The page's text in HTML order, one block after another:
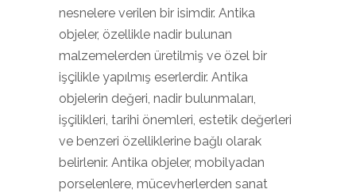
nesnelere verilen bir isimdir. Antika
objeler, özellikle nadir bulunan
malzemelerden üretilmiş ve özel bir
işçilikle yapılmış eserlerdir. Antika
objelerin değeri, nadir bulunmaları,
işçilikleri, tarihi önemleri, estetik değerleri
ve benzeri özelliklerine bağlı olarak
belirlenir. Antika objeler, mobilyadan
porselenlere, mücevherlerden sanat